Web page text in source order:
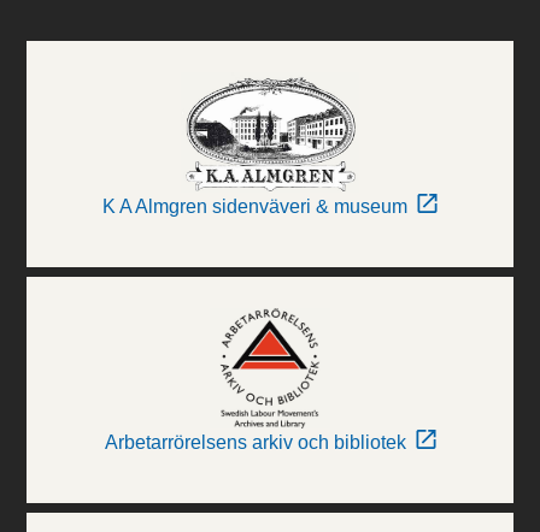
K A Almgren sidenväveri & museum
Arbetarrörelsens arkiv och bibliotek